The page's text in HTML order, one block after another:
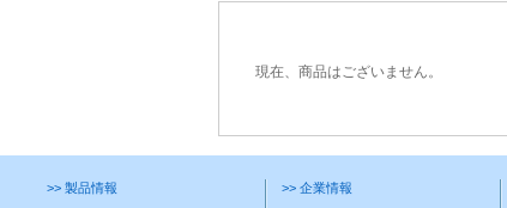
現在、商品はございません。
>> 製品情報
>> 企業情報